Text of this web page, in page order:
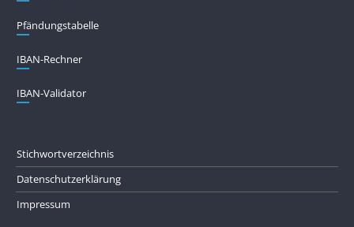
Pfändungs­tabelle
IBAN-Rechner
IBAN-Validator
Stichwortverzeichnis
Datenschutzerklärung
Impressum